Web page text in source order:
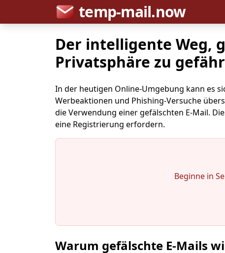
temp-mail.now
Der intelligente Weg,
Privatsphäre zu
In der heutigen Online-Umgebung kann es
Werbeaktionen und Phishing-Versuche
die Verwendung einer gefälschten E-Mail.
eine Registrierung erfordern.
Beginne in
Warum gefälschte E-Mails